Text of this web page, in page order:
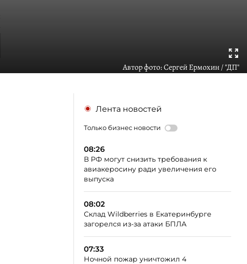
Автор фото:Сергей Ермохин / "ДП"
Лента новостей
Только бизнес новости
08:26
В РФ могут снизить требования к
авиакеросину ради увеличения его
выпуска
08:02
Склад Wildberries в Екатеринбурге
загорелся из-за атаки БПЛА
07:33
Ночной пожар уничтожил 4